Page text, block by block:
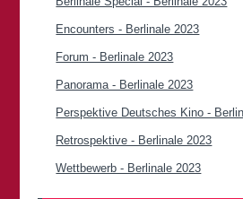
Encounters - Berlinale 2023
Forum - Berlinale 2023
Panorama - Berlinale 2023
Perspektive Deutsches Kino -
Retrospektive - Berlinale 2023
Wettbewerb - Berlinale 2023